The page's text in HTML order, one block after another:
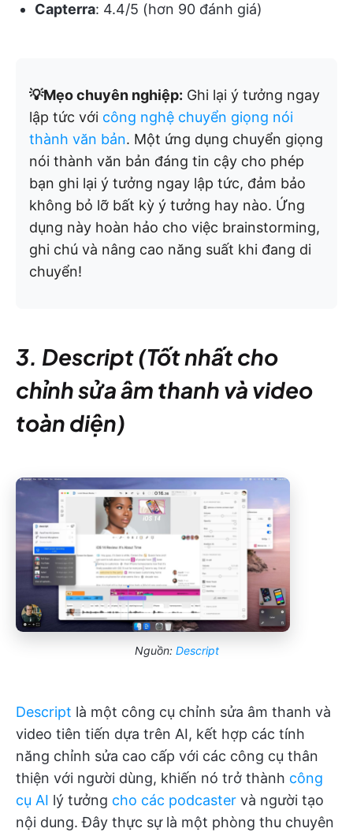
Capterra: 4.4/5 (hơn 90 đánh giá)
💡Mẹo chuyên nghiệp: Ghi lại ý tưởng ngay
lập tức với công nghệ chuyển giọng nói
thành văn bản. Một ứng dụng chuyển giọng
nói thành văn bản đáng tin cậy cho phép
bạn ghi lại ý tưởng ngay lập tức, đảm bảo
không bỏ lỡ bất kỳ ý tưởng hay nào. Ứng
dụng này hoàn hảo cho việc brainstorming,
ghi chú và nâng cao năng suất khi đang di
chuyển!
3. Descript (Tốt nhất cho
chỉnh sửa âm thanh và video
toàn diện)
Nguồn: Descript
Descript là một công cụ chỉnh sửa âm thanh và
video tiên tiến dựa trên AI, kết hợp các tính
năng chỉnh sửa cao cấp với các công cụ thân
thiện với người dùng, khiến nó trở thành công
cụ AI lý tưởng cho các podcaster và người tạo
nội dung. Đây thực sự là một phòng thu chuyên